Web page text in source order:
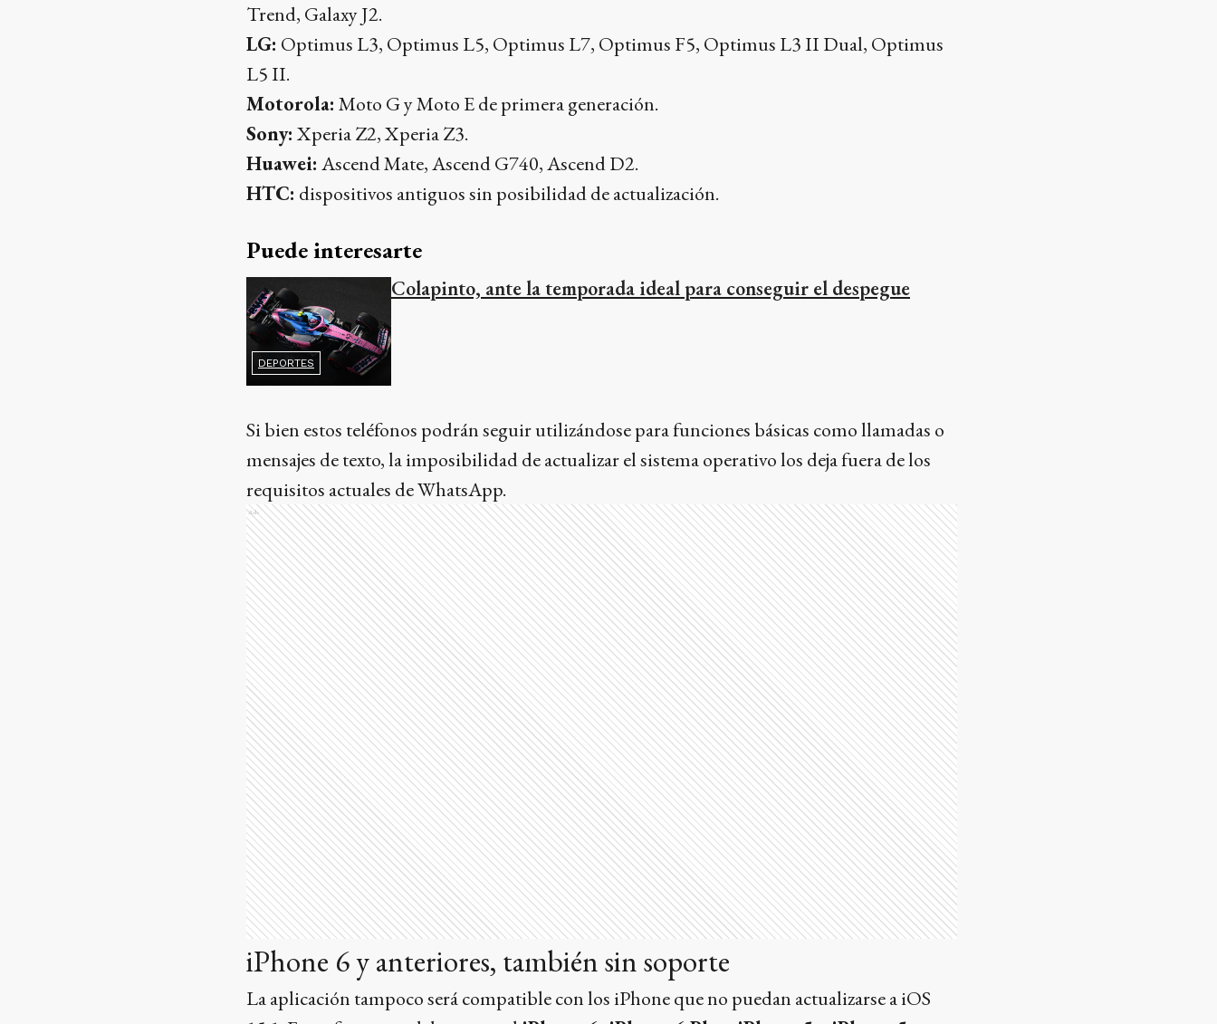
Trend, Galaxy J2.
LG: Optimus L3, Optimus L5, Optimus L7, Optimus F5, Optimus L3 II Dual, Optimus
L5 II.
Motorola: Moto G y Moto E de primera generación.
Sony: Xperia Z2, Xperia Z3.
Huawei: Ascend Mate, Ascend G740, Ascend D2.
HTC: dispositivos antiguos sin posibilidad de actualización.
Puede interesarte
DEPORTES
Colapinto, ante la temporada ideal para conseguir el despegue
Si bien estos teléfonos podrán seguir utilizándose para funciones básicas como llamadas o
mensajes de texto, la imposibilidad de actualizar el sistema operativo los deja fuera de los
requisitos actuales de WhatsApp.
Ads
iPhone 6 y anteriores, también sin soporte
La aplicación tampoco será compatible con los iPhone que no puedan actualizarse a iOS